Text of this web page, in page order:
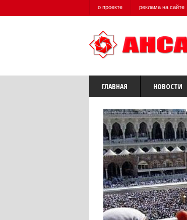
о проекте реклама на сайте
ГЛАВНАЯ НОВОСТИ